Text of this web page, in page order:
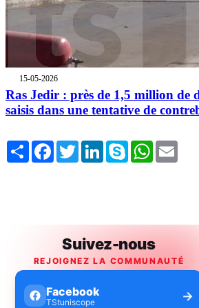
15-05-2026
Ras Jedir : près de 1,5 million de
saisis dans une tentative de
Share FacebookTwitterLinkedInSkype WhatsApp